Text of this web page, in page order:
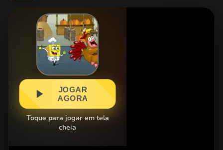
JOGAR
AGORA
Toque para jogar em tela
cheia